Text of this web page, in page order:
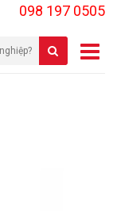
098 197 0505